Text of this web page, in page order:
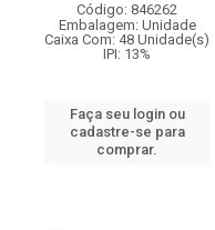
Código: 846262
Embalagem: Unidade
Caixa Com: 48 Unidade(s)
IPI: 13%
Faça seu login ou
cadastre-se para
comprar.